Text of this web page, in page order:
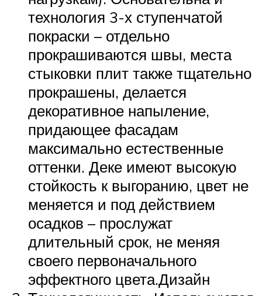
технология 3-х ступенчатой
покраски – отдельно
прокрашиваются швы, места
стыковки плит также тщательно
прокрашены, делается
декоративное напыление,
придающее фасадам
максимально естественные
оттенки. Деке имеют высокую
стойкость к выгоранию, цвет не
меняется и под действием
осадков – прослужат
длительный срок, не меняя
своего первоначального
эффектного цвета.Дизайн